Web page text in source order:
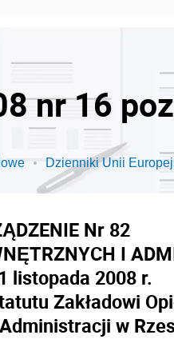
nr 16
Dzienniki Unii
Nr 82
I
listopada 2008 r.
Zakładowi
w